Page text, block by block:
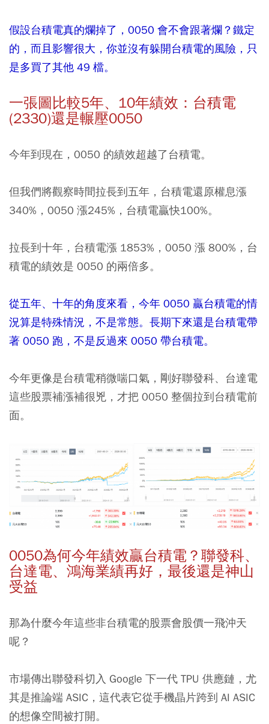
假設台積電真的爛掉了，0050 會不會跟著爛？鐵定
的，而且影響很大，你並沒有躲開台積電的風險，只
是多買了其他 49 檔。
一張圖比較5年、10年績效：台積電
(2330)還是輾壓0050
今年到現在，0050 的績效超越了台積電。
但我們將觀察時間拉長到五年，台積電還原權息漲
340%，0050 漲245%，台積電贏快100%。
拉長到十年，台積電漲 1853%，0050 漲 800%，台
積電的績效是 0050 的兩倍多。
從五年、十年的角度來看，今年 0050 贏台積電的情
況算是特殊情況，不是常態。長期下來還是台積電帶
著 0050 跑，不是反過來 0050 帶台積電。
今年更像是台積電稍微喘口氣，剛好聯發科、台達電
這些股票補漲補很兇，才把 0050 整個拉到台積電前
面。
0050為何今年績效贏台積電？聯發科、
台達電、鴻海業績再好，最後還是神山
受益
那為什麼今年這些非台積電的股票會股價一飛沖天
呢？
市場傳出聯發科切入 Google 下一代 TPU 供應鏈，尤
其是推論端 ASIC，這代表它從手機晶片跨到 AI ASIC
的想像空間被打開。